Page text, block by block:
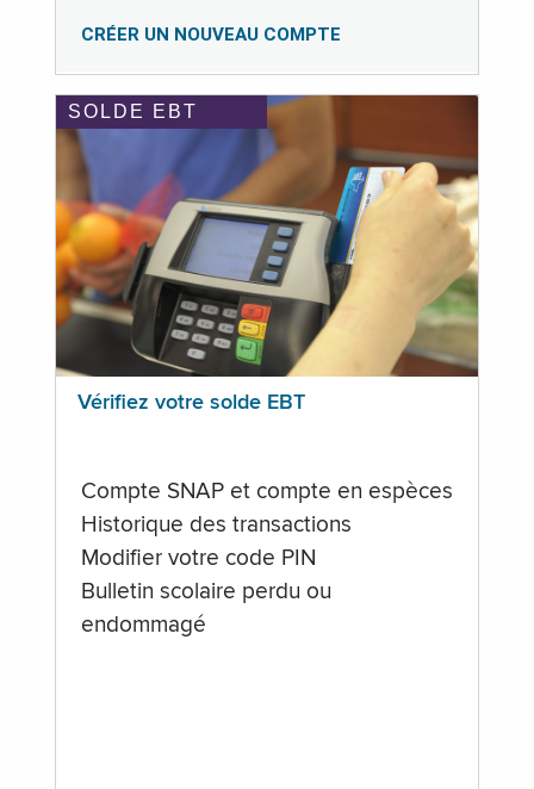
CRÉER UN NOUVEAU COMPTE
SOLDE EBT
Vérifiez votre solde EBT
Compte SNAP et compte en espèces
Historique des transactions
Modifier votre code PIN
Bulletin scolaire perdu ou
endommagé